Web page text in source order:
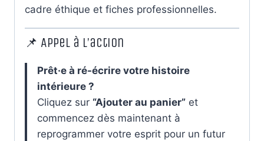
cadre éthique et fiches professionnelles.
📌 Appel à l’action
Prêt·e à ré-écrire votre histoire
intérieure ?
Cliquez sur “Ajouter au panier” et
commencez dès maintenant à
reprogrammer votre esprit pour un futur